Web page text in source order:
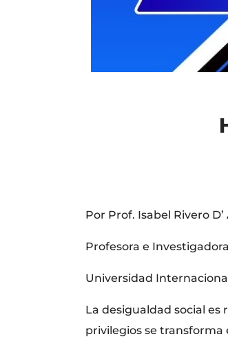
Por Prof. Isabel Rivero
Profesora e Investigadora
Universidad
La desigualdad social
privilegios se transforma